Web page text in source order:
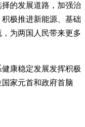
的发展道路，加强治
极推进新能源、基础
为两国人民带来更多
康稳定发展发挥积极
家元首和政府首脑